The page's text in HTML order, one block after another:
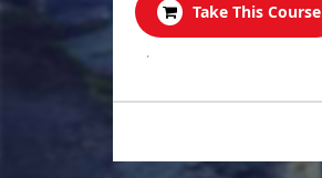
Take This Course
.